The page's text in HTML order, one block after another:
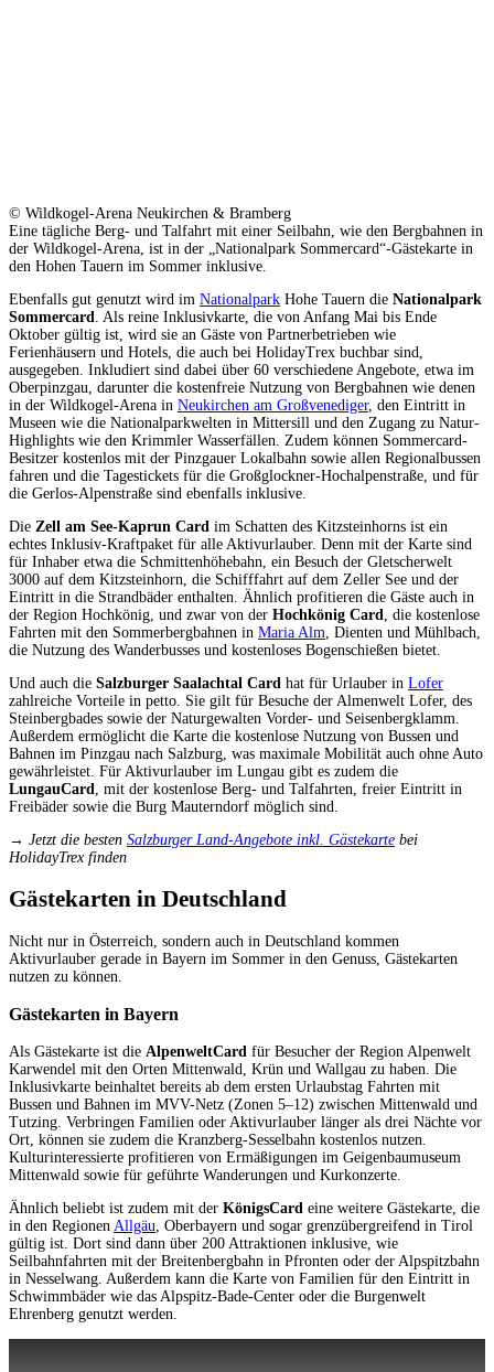
© Wildkogel-Arena Neukirchen & Bramberg
Eine tägliche Berg- und Talfahrt mit einer Seilbahn, wie den Bergbahnen in
der Wildkogel-Arena, ist in der „Nationalpark Sommercard“-Gästekarte in
den Hohen Tauern im Sommer inklusive.
Ebenfalls gut genutzt wird im Nationalpark Hohe Tauern die Nationalpark
Sommercard
. Als reine Inklusivkarte, die von Anfang Mai bis Ende
Oktober gültig ist, wird sie an Gäste von Partnerbetrieben wie
Ferienhäusern und Hotels, die auch bei HolidayTrex buchbar sind,
ausgegeben. Inkludiert sind dabei über 60 verschiedene Angebote, etwa im
Oberpinzgau, darunter die kostenfreie Nutzung von Bergbahnen wie denen
in der Wildkogel-Arena in Neukirchen am Großvenediger, den Eintritt in
Museen wie die Nationalparkwelten in Mittersill und den Zugang zu Natur-
Highlights wie den Krimmler Wasserfällen. Zudem können Sommercard-
Besitzer kostenlos mit der Pinzgauer Lokalbahn sowie allen Regionalbussen
fahren und die Tagestickets für die Großglockner-Hochalpenstraße, und für
die Gerlos-Alpenstraße sind ebenfalls inklusive.
Die Zell am See-Kaprun Card im Schatten des Kitzsteinhorns ist ein
echtes Inklusiv-Kraftpaket für alle Aktivurlauber. Denn mit der Karte sind
für Inhaber etwa die Schmittenhöhebahn, ein Besuch der Gletscherwelt
3000 auf dem Kitzsteinhorn, die Schifffahrt auf dem Zeller See und der
Eintritt in die Strandbäder enthalten. Ähnlich profitieren die Gäste auch in
der Region Hochkönig, und zwar von der Hochkönig Card
, die kostenlose
Fahrten mit den Sommerbergbahnen in Maria Alm , Dienten und Mühlbach,
die Nutzung des Wanderbusses und kostenloses Bogenschießen bietet.
Und auch die Salzburger Saalachtal Card hat für Urlauber in Lofer
zahlreiche Vorteile in petto. Sie gilt für Besuche der Almenwelt Lofer, des
Steinbergbades sowie der Naturgewalten Vorder- und Seisenbergklamm.
Außerdem ermöglicht die Karte die kostenlose Nutzung von Bussen und
Bahnen im Pinzgau nach Salzburg, was maximale Mobilität auch ohne Auto
gewährleistet. Für Aktivurlauber im Lungau gibt es zudem die
LungauCard
, mit der kostenlose Berg- und Talfahrten, freier Eintritt in
Freibäder sowie die Burg Mauterndorf möglich sind.
→ Jetzt die besten Salzburger Land-Angebote inkl. Gästekarte bei
HolidayTrex finden
Gästekarten in Deutschland
Nicht nur in Österreich, sondern auch in Deutschland kommen
Aktivurlauber gerade in Bayern im Sommer in den Genuss, Gästekarten
nutzen zu können.
Gästekarten in Bayern
Als Gästekarte ist die AlpenweltCard für Besucher der Region Alpenwelt
Karwendel mit den Orten Mittenwald, Krün und Wallgau zu haben. Die
Inklusivkarte beinhaltet bereits ab dem ersten Urlaubstag Fahrten mit
Bussen und Bahnen im MVV-Netz (Zonen 5–12) zwischen Mittenwald und
Tutzing. Verbringen Familien oder Aktivurlauber länger als drei Nächte vor
Ort, können sie zudem die Kranzberg-Sesselbahn kostenlos nutzen.
Kulturinteressierte profitieren von Ermäßigungen im Geigenbaumuseum
Mittenwald sowie für geführte Wanderungen und Kurkonzerte.
Ähnlich beliebt ist zudem mit der KönigsCard eine weitere Gästekarte, die
in den Regionen Allgäu, Oberbayern und sogar grenzübergreifend in Tirol
gültig ist. Dort sind dann über 200 Attraktionen inklusive, wie
Seilbahnfahrten mit der Breitenbergbahn in Pfronten oder der Alpspitzbahn
in Nesselwang. Außerdem kann die Karte von Familien für den Eintritt in
Schwimmbäder wie das Alpspitz-Bade-Center oder die Burgenwelt
Ehrenberg genutzt werden.